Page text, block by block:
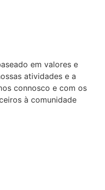
em valores e
atividades e a
connosco e com os
à comunidade